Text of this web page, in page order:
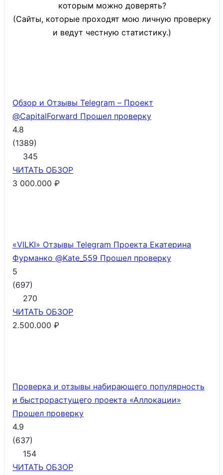
которым можно доверять?
(Сайты, которые проходят мою личную проверку
и ведут честную статистику.)
Обзор и Отзывы Telegram – Проект
@CapitalForward Прошел проверку
4.8
(1389)
345
ЧИТАТЬ ОБЗОР
3 000.000 ₽
«VILKI» Отзывы Telegram Проекта Екатерина
Фурманко @Kate_559 Прошел проверку
5
(697)
270
ЧИТАТЬ ОБЗОР
2.500.000 ₽
Проверка и отзывы набирающего популярность
и быстрорастущего проекта «Аллокации»
Прошел проверку
4.9
(637)
154
ЧИТАТЬ ОБЗОР